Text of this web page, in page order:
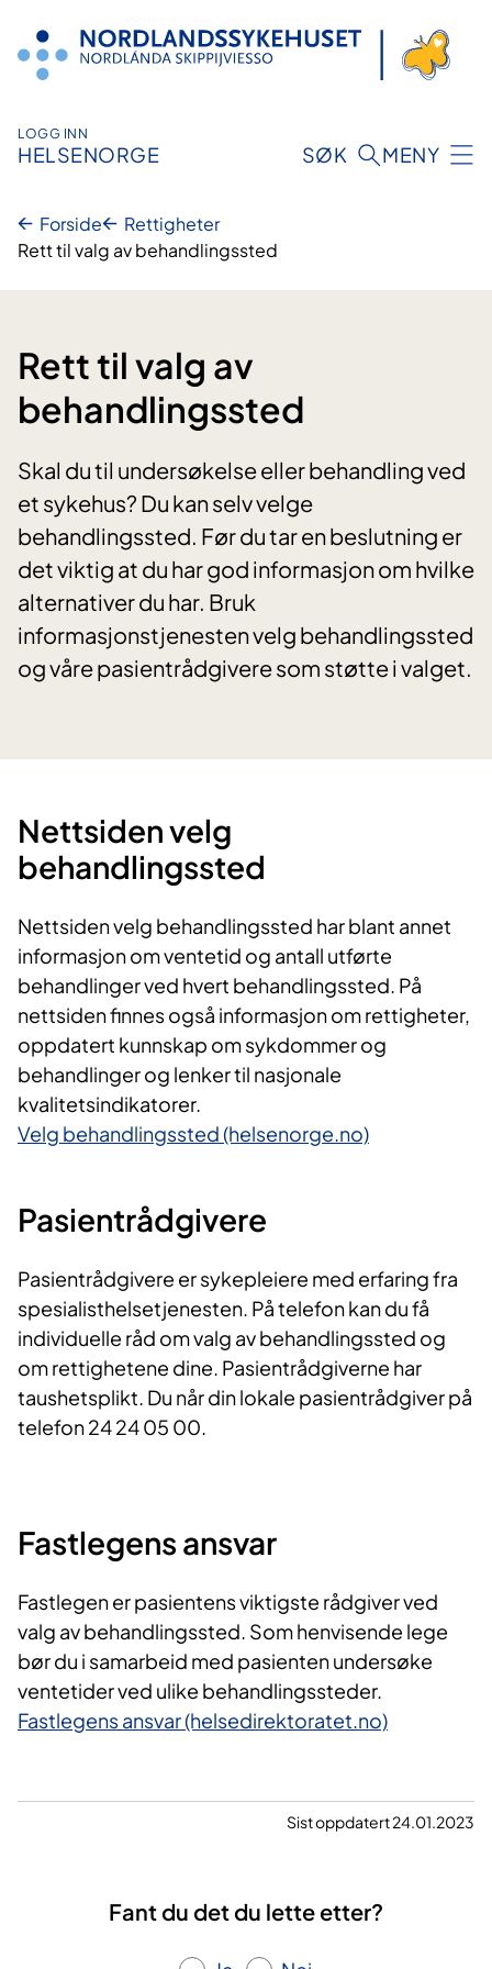
innhold
LOGG INN
HELSENORGE SØK MENY
Forside
Rettigheter
Rett til valg av behandlingssted
Rett til valg av
behandlingssted
Skal du til undersøkelse eller behandling ved
et sykehus? Du kan selv velge
behandlingssted. Før du tar en beslutning er
det viktig at du har god informasjon om hvilke
alternativer du har. Bruk
informasjonstjenesten velg behandlingssted
og våre pasientrådgivere som støtte i valget.
Nettsiden velg
behandlingssted
Nettsiden velg behandlingssted har blant annet
informasjon om ventetid og antall utførte
behandlinger ved hvert behandlingssted. På
nettsiden finnes også informasjon om rettigheter,
oppdatert kunnskap om sykdommer og
behandlinger og lenker til nasjonale
kvalitetsindikatorer.
Velg behandlingssted (helsenorge.no)
​Pasientrådgivere
Pasientrådgivere er sykepleiere med erfaring fra
spesialisthelsetjenesten. På telefon kan du få
individuelle råd om valg av behandlingssted og
om rettighetene dine. Pasientrådgiverne har
taushetsplikt. Du når din lokale pasientrådgiver på
telefon 24 24 05 00.
Fastlegens ansvar
Fastlegen er pasientens viktigste rådgiver ved
valg av behandlingssted. Som henvisende lege
bør du i samarbeid med pasienten undersøke
ventetider ved ulike behandlingssteder.
Fastlegens ansvar (helsedirektoratet.no)
Sist oppdatert 24.01.2023
Fant du det du lette etter?